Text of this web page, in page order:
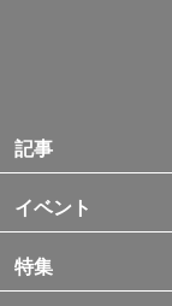
記事
イベント
特集